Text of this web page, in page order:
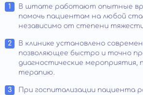
В штате работают опытные
помочь пациентам на любой
независимо от степени
В клинике установлено
позволяющее быстро и точно
диагностические мероприятия,
терапию.
При госпитализации пациента